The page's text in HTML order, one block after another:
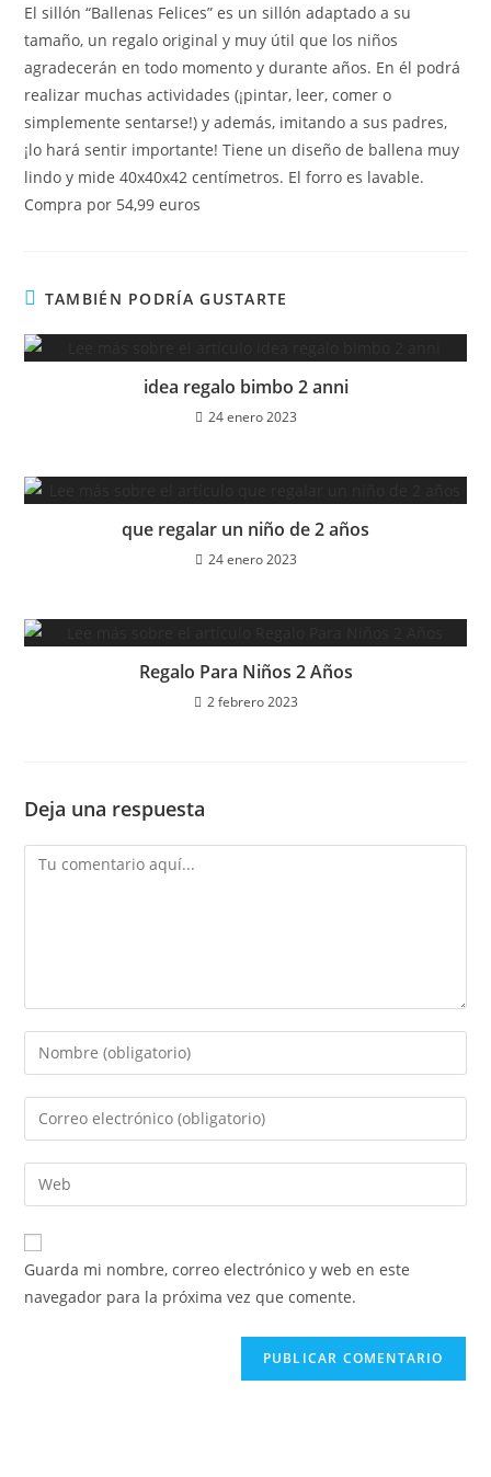
El sillón “Ballenas Felices” es un sillón adaptado a su
tamaño, un regalo original y muy útil que los niños
agradecerán en todo momento y durante años. En él podrá
realizar muchas actividades (¡pintar, leer, comer o
simplemente sentarse!) y además, imitando a sus padres,
¡lo hará sentir importante! Tiene un diseño de ballena muy
lindo y mide 40x40x42 centímetros. El forro es lavable.
Compra por 54,99 euros
TAMBIÉN PODRÍA GUSTARTE
idea regalo bimbo 2 anni
24 enero 2023
que regalar un niño de 2 años
24 enero 2023
Regalo Para Niños 2 Años
2 febrero 2023
Deja una respuesta
Guarda mi nombre, correo electrónico y web en este
navegador para la próxima vez que comente.